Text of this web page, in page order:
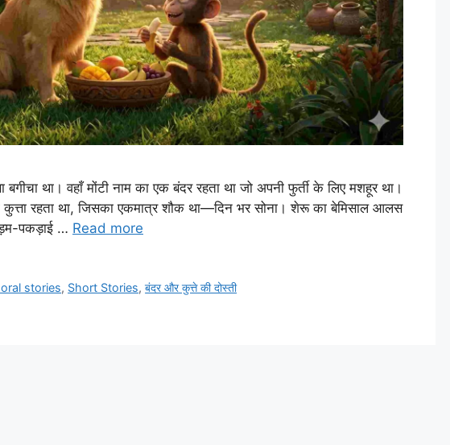
था। वहाँ मोंटी नाम का एक बंदर रहता था जो अपनी फुर्ती के लिए मशहूर था।
रहता था, जिसका एकमात्र शौक था—दिन भर सोना। शेरू का बेमिसाल आलस
पकड़ाई … Read more
stories, Short Stories,बंदर और कुत्ते की दोस्ती